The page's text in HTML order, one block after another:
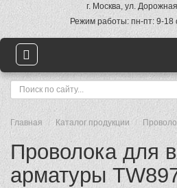
г. Москва, ул.
Режим работы: пн-пт: 9-18
Главная Каталог продукции
Проволока для
арматуры